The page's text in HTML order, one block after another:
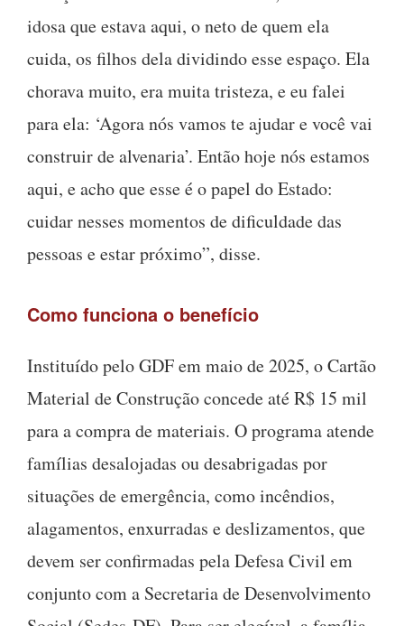
idosa que estava aqui, o neto de quem ela
cuida, os filhos dela dividindo esse espaço. Ela
chorava muito, era muita tristeza, e eu falei
para ela: ‘Agora nós vamos te ajudar e você vai
construir de alvenaria’. Então hoje nós estamos
aqui, e acho que esse é o papel do Estado:
cuidar nesses momentos de dificuldade das
pessoas e estar próximo”, disse.
Como funciona o benefício
Instituído pelo GDF em maio de 2025, o Cartão
Material de Construção concede até R$ 15 mil
para a compra de materiais. O programa atende
famílias desalojadas ou desabrigadas por
situações de emergência, como incêndios,
alagamentos, enxurradas e deslizamentos, que
devem ser confirmadas pela Defesa Civil em
conjunto com a Secretaria de Desenvolvimento